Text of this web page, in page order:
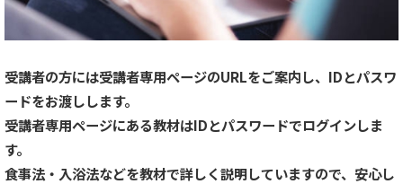
受講者の方には受講者専用ページのURLをご案内し、IDとパスワ
ードをお渡しします。
受講者専用ページにある教材はIDとパスワードでログインしま
す。
食事法・入浴法などを教材で詳しく説明していますので、安心し